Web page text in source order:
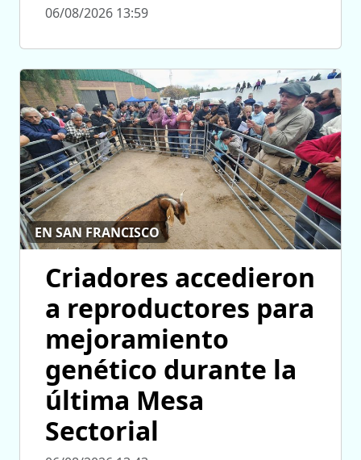
06/08/2026 13:59
EN SAN FRANCISCO
Criadores accedieron
a reproductores para
mejoramiento
genético durante la
última Mesa
Sectorial